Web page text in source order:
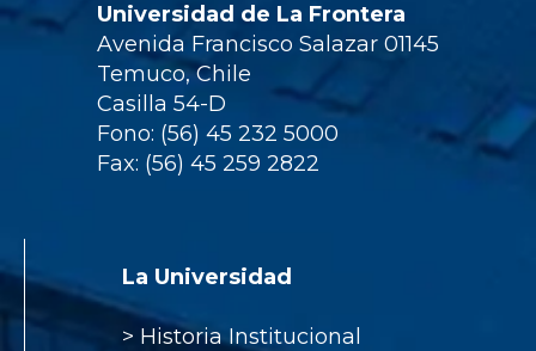
Universidad de La Frontera
Avenida Francisco Salazar 01145
Temuco, Chile
Casilla 54-D
Fono: (56) 45 232 5000
Fax: (56) 45 259 2822
La Universidad
> Historia Institucional